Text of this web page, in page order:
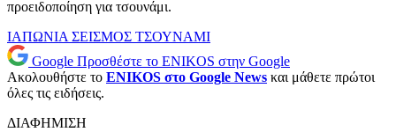
προειδοποίηση για τσουνάμι.
ΙΑΠΩΝΙΑ ΣΕΙΣΜΟΣ ΤΣΟΥΝΑΜΙ
Google Προσθέστε το ENIKOS στην Google
Ακολουθήστε το ENIKOS στο Google News και μάθετε πρώτοι
όλες τις ειδήσεις.
ΔΙΑΦΗΜΙΣΗ